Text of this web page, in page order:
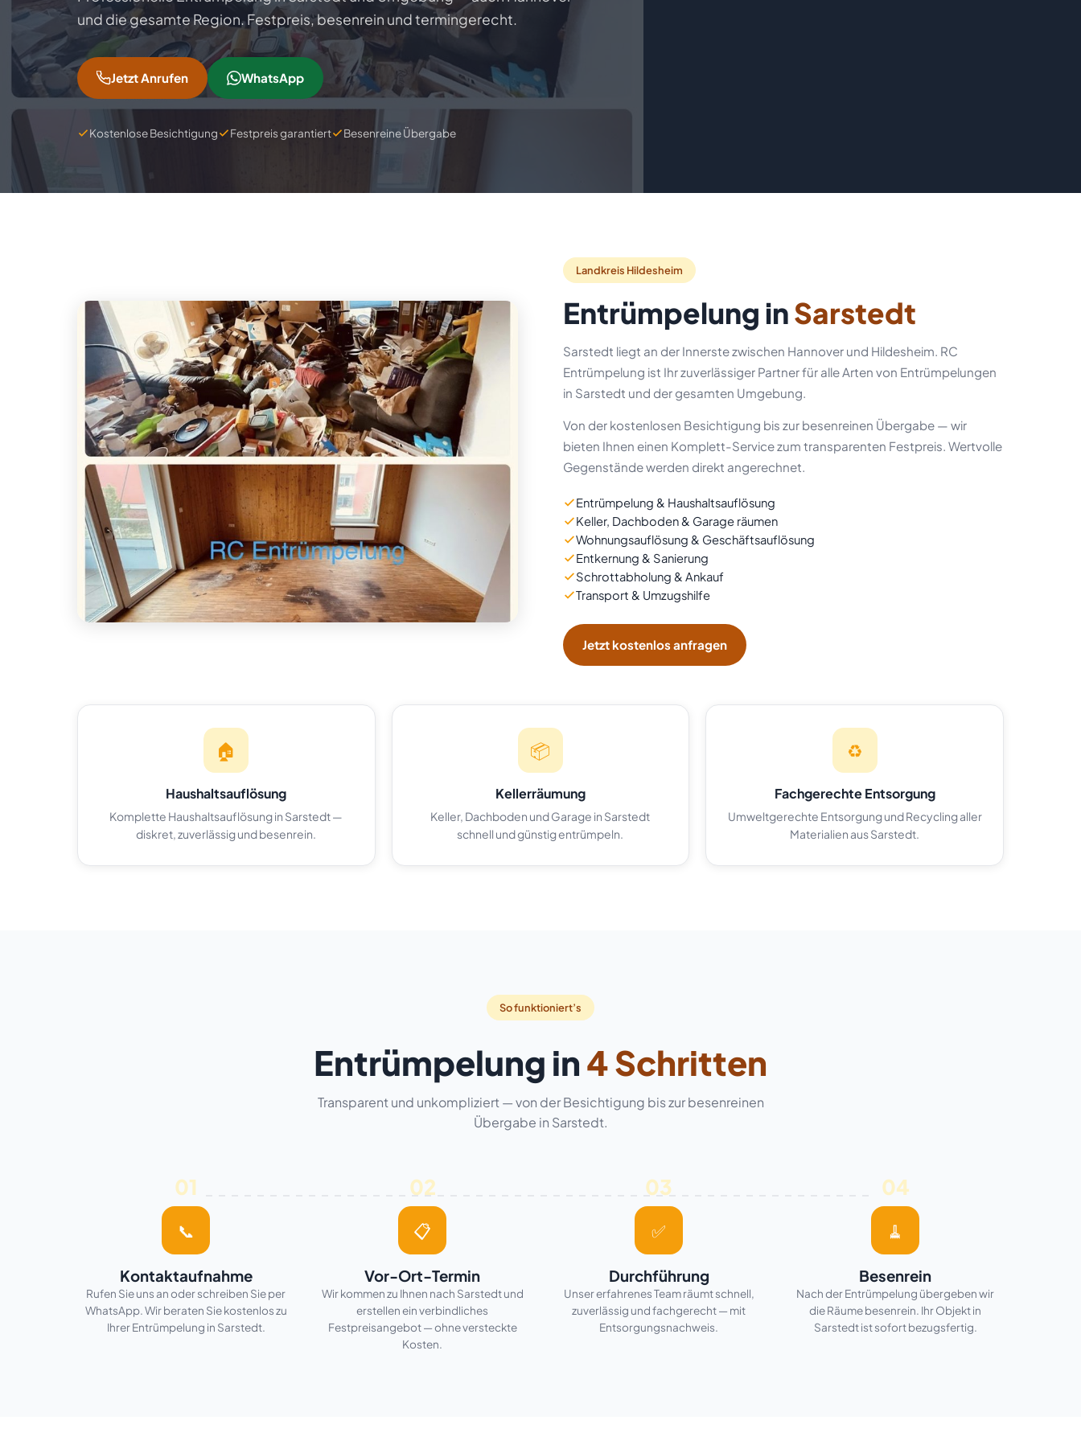
Büroräumung
Kellerentrümpelung
Dachbodenräumung
Gartenentrümpelung
Lagerentrümpelung
Hallentrümpelung
Hausabriss
Badezimmer-Rückbau
Demontage
Ratgeber
FAQ
Einzugsgebiete
Über uns
Datenschutz Cookie-Einstellungen
und die gesamte Region. Festpreis, besenrein und termingerecht.
Jetzt Anrufen WhatsApp
Kostenlose Besichtigung Festpreis garantiert Besenreine Übergabe
Landkreis Hildesheim
Entrümpelung inSarstedt
Sarstedt liegt an der Innerste zwischen Hannover und Hildesheim. RC
Entrümpelung ist Ihr zuverlässiger Partner für alle Arten von Entrümpelungen
in Sarstedt und der gesamten Umgebung.
Von der kostenlosen Besichtigung bis zur besenreinen Übergabe — wir
bieten Ihnen einen Komplett-Service zum transparenten Festpreis. Wertvolle
Gegenstände werden direkt angerechnet.
Entrümpelung & Haushaltsauflösung
Keller, Dachboden & Garage räumen
Wohnungsauflösung & Geschäftsauflösung
Entkernung & Sanierung
Schrottabholung & Ankauf
Transport & Umzugshilfe
Jetzt kostenlos anfragen
🏠
Haushaltsauflösung
Komplette Haushaltsauflösung in Sarstedt —
diskret, zuverlässig und besenrein.
📦
Kellerräumung
Keller, Dachboden und Garage in Sarstedt
schnell und günstig entrümpeln.
♻️
Fachgerechte Entsorgung
Umweltgerechte Entsorgung und Recycling aller
Materialien aus Sarstedt.
So funktioniert’s
Entrümpelung in4 Schritten
Transparent und unkompliziert — von der Besichtigung bis zur besenreinen
Übergabe in Sarstedt.
01
📞
Kontaktaufnahme
Rufen Sie uns an oder schreiben Sie per
WhatsApp. Wir beraten Sie kostenlos zu
Ihrer Entrümpelung in Sarstedt.
02
📋
Vor-Ort-Termin
Wir kommen zu Ihnen nach Sarstedt und
erstellen ein verbindliches
Festpreisangebot — ohne versteckte
Kosten.
03
✅
Durchführung
Unser erfahrenes Team räumt schnell,
zuverlässig und fachgerecht — mit
Entsorgungsnachweis.
04
🧹
Besenrein
Nach der Entrümpelung übergeben wir
die Räume besenrein. Ihr Objekt in
Sarstedt ist sofort bezugsfertig.